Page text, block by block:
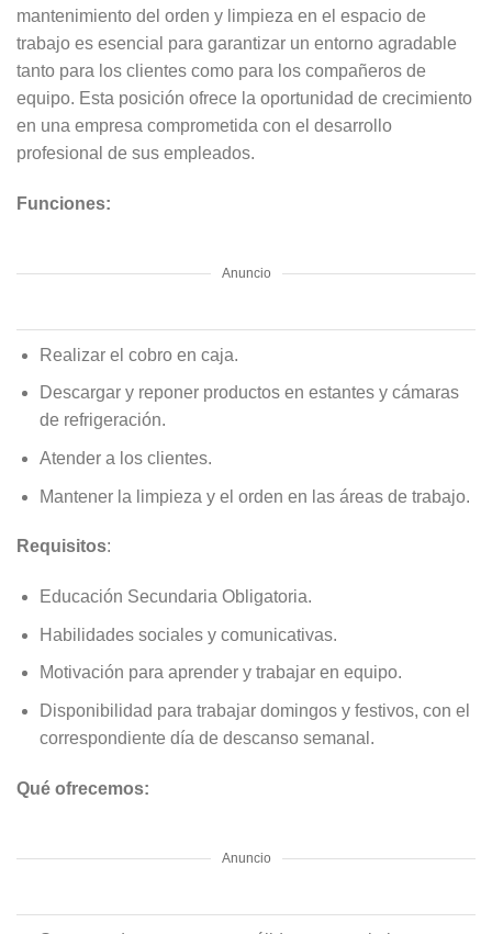
mantenimiento del orden y limpieza en el espacio de
trabajo es esencial para garantizar un entorno agradable
tanto para los clientes como para los compañeros de
equipo. Esta posición ofrece la oportunidad de crecimiento
en una empresa comprometida con el desarrollo
profesional de sus empleados.
Funciones:
Anuncio
Realizar el cobro en caja.
Descargar y reponer productos en estantes y cámaras
de refrigeración.
Atender a los clientes.
Mantener la limpieza y el orden en las áreas de trabajo.
Requisitos:
Educación Secundaria Obligatoria.
Habilidades sociales y comunicativas.
Motivación para aprender y trabajar en equipo.
Disponibilidad para trabajar domingos y festivos, con el
correspondiente día de descanso semanal.
Qué ofrecemos:
Anuncio